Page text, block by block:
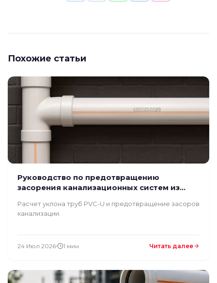
Похожие статьи
Руководство по предотвращению
засорения канализационных систем из
Расчет уклона труб PVC-U и предотвращение засоров
канализации.
24 Июл 2026 1 мин Читать далее